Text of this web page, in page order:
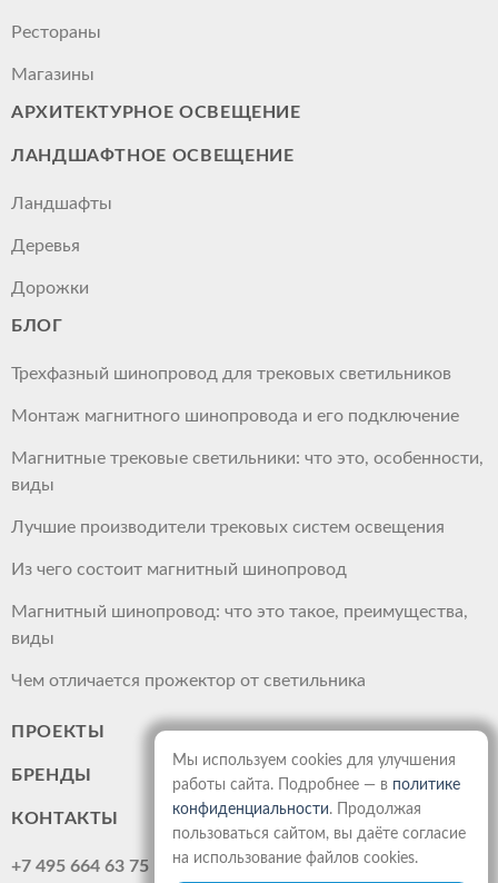
Рестораны
Магазины
АРХИТЕКТУРНОЕ ОСВЕЩЕНИЕ
ЛАНДШАФТНОЕ ОСВЕЩЕНИЕ
Ландшафты
Деревья
Дорожки
БЛОГ
Трехфазный шинопровод для трековых светильников
Монтаж магнитного шинопровода и его подключение
Магнитные трековые светильники: что это, особенности,
виды
Лучшие производители трековых систем освещения
Из чего состоит магнитный шинопровод
Магнитный шинопровод: что это такое, преимущества,
виды
Чем отличается прожектор от светильника
ПРОЕКТЫ
БРЕНДЫ
КОНТАКТЫ
+7 495 664 63 75
Мы используем cookies для улучшения
работы сайта. Подробнее — в политике
конфиденциальности. Продолжая
пользоваться сайтом, вы даёте согласие
на использование файлов cookies.